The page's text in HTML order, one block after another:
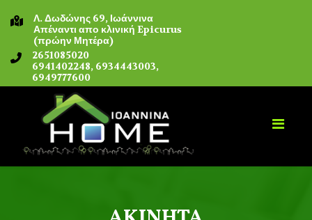
Λ. Δωδώνης 69, Ιωάννινα
Απέναντι απο κλινική Epicurus
(πρώην Μητέρα)
2651085020
6941402248, 6934443003,
6949777600